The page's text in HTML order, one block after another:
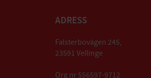
ADRESS
Falsterbovägen 245,
23591 Vellinge
Org nr 556597-9712